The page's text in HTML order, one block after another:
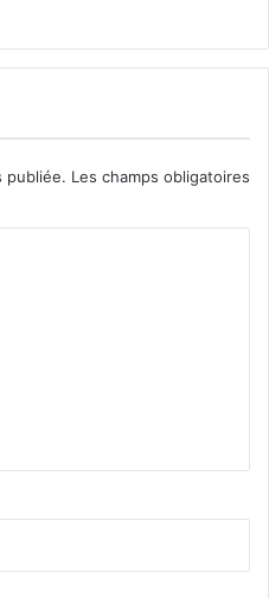
publiée. Les champs obligatoires